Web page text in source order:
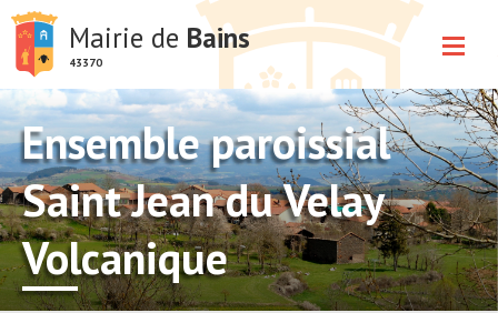
Mairie de Bains
43370
Ensemble paroissial
Saint Jean du Velay
Volcanique